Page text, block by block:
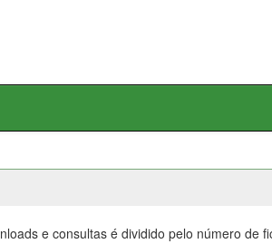
e consultas é dividido pelo número de